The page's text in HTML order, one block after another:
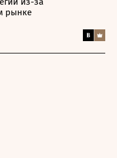
рынке